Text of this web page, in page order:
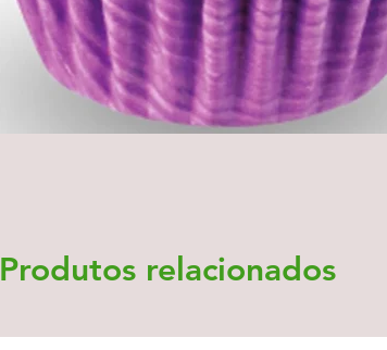
Produtos relacionados